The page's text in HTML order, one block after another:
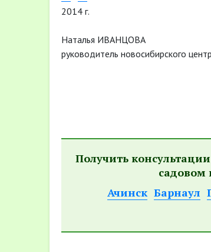
2014 г.
Наталья ИВАНЦОВА
руководитель новосибирского
Получить
садовом
Ачинск Барнаул